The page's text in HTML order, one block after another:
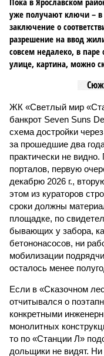
уже получают ключи –
заключение о
разрешение на ввод
совсем недалеко, в
улице, картина, можно
ЖК «Светлый мир
банкрот Seven Suns
схема достройки
за прошедшие два
практически не видно.
порталов, первую
декабрю 2026 г.,
этом из кураторов
сроки должны
площадке, по
бывающих у забора,
бетононасосов, ни
мобилизации
осталось менее
Если в «Сказочном
отчитывался о
конкретными
монолитных
то по «Станции Л»
дольщики не видят.